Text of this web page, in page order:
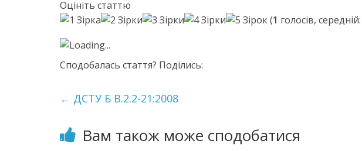
Оцініть статтю
(1 голосів, середній:
Loading...
Сподобалась стаття? Поділись:
← ДСТУ Б В.2.2-21:2008
Вам також може сподобатися